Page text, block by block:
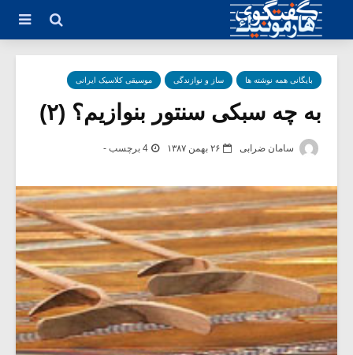
بایگانی همه نوشته ها ساز و نوازندگی موسیقی کلاسیک ایرانی
به چه سبکی سنتور بنوازیم؟ (۲)
سامان ضرابی ۲۶ بهمن ۱۳۸۷ 4 برچسب -